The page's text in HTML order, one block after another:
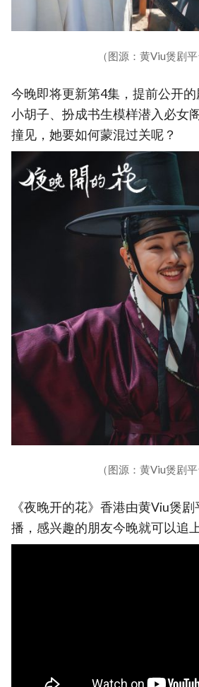
（图源：黄Viu煲剧平
今晚即将更新第4集，提前公开
小胡子、扮成书生模样潜入必女
撞见，她要如何蒙混过关呢？
（图源：黄Viu煲剧平
《夜晚开的花》香港由黄Viu煲
播，感兴趣的朋友今晚就可以追